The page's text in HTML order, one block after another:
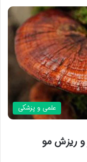
علمی و پزشکی
و ریزش مو